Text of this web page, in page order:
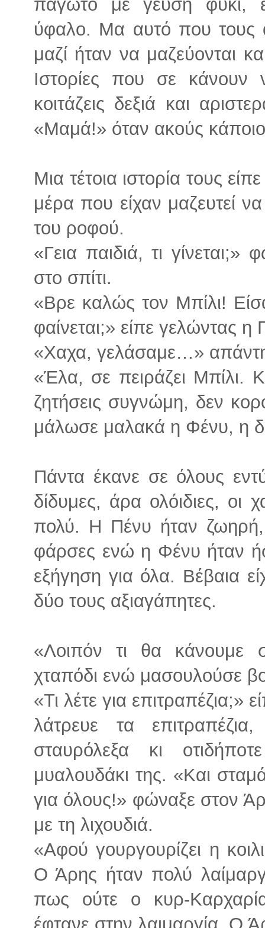
παγωτό με γεύση φύκι,
ύφαλο. Μα αυτό που τους
μαζί ήταν να μαζεύονται
Ιστορίες που σε
κοιτάζεις δεξιά και
«Μαμά!» όταν ακούς
Μια τέτοια ιστορία τους
μέρα που είχαν μαζευτεί
του ροφού.
«Γεια παιδιά, τι
στο σπίτι.
«Βρε καλώς τον Μπίλι!
φαίνεται;» είπε γελώντας η
«Χαχα, γελάσαμε…»
«Έλα, σε πειράζει Μπίλι.
ζητήσεις συγνώμη, δεν
μάλωσε μαλακά η Φένυ, η
Πάντα έκανε σε όλους
δίδυμες, άρα ολόιδιες, οι
πολύ. Η Πένυ ήταν
φάρσες ενώ η Φένυ ήταν
εξήγηση για όλα. Βέβαια
δύο τους αξιαγάπητες.
«Λοιπόν τι θα
χταπόδι ενώ μασουλούσε
«Τι λέτε για επιτραπέζια;»
λάτρευε τα
σταυρόλεξα κι
μυαλουδάκι της. «Και
για όλους!» φώναξε στον
με τη λιχουδιά.
«Αφού γουργουρίζει η
Ο Άρης ήταν πολύ
πως ούτε ο κυρ-
έφτανε στην λαιμαργία. Ο